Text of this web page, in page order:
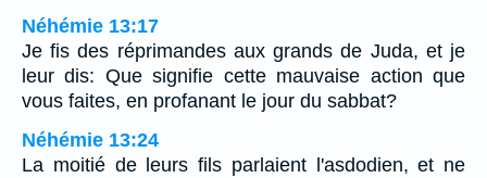
Néhémie 13:17
Je fis des réprimandes aux grands de Juda, et je
leur dis: Que signifie cette mauvaise action que
vous faites, en profanant le jour du sabbat?
Néhémie 13:24
La moitié de leurs fils parlaient l'asdodien, et ne